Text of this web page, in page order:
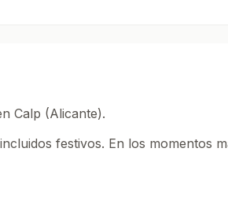
Calp (Alicante).
festivos. En los momentos